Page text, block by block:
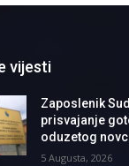
vijesti
Zaposlenik
prisvajanje
oduzetog
5 Augusta, 2026